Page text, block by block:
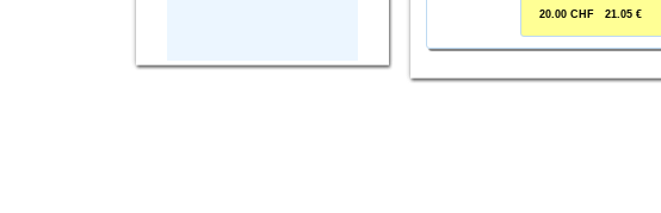
20.00 CHF 21.05 €